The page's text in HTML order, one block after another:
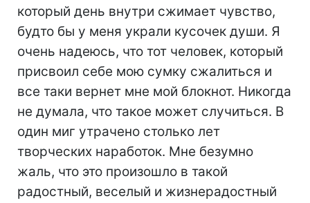
который день внутри сжимает чувство,
будто бы у меня украли кусочек души. Я
очень надеюсь, что тот человек, который
присвоил себе мою сумку сжалиться и
все таки вернет мне мой блокнот. Никогда
не думала, что такое может случиться. В
один миг утрачено столько лет
творческих наработок. Мне безумно
жаль, что это произошло в такой
радостный, веселый и жизнерадостный